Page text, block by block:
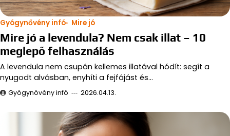
Gyógynővény infó Mire jó
Mire jó a levendula? Nem csak illat – 10
meglepő felhasználás
A levendula nem csupán kellemes illatával hódít: segít a
nyugodt alvásban, enyhíti a fejfájást és…
Gyógynövény infó 2026.04.13.